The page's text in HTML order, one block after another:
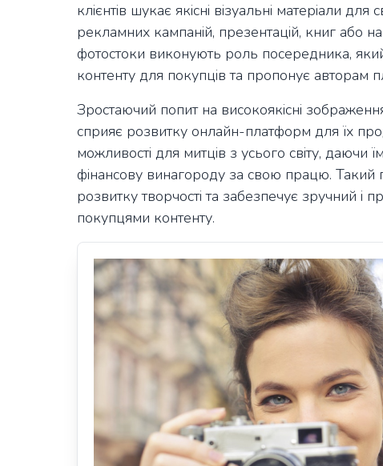
клієнтів шукає якісні візуальні матеріали
рекламних кампаній, презентацій, книг або
фотостоки виконують роль посередника,
контенту для покупців та пропонує авторам
Зростаючий попит на високоякісні
сприяє розвитку онлайн-платформ для їх
можливості для митців з усього світу, даючи
фінансову винагороду за свою працю. Такий
розвитку творчості та забезпечує зручний і
покупцями контенту.